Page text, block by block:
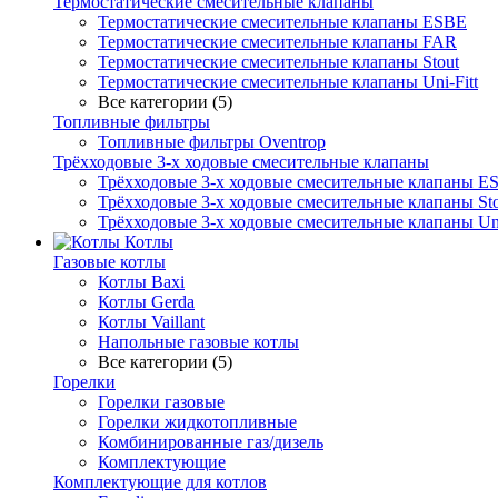
Термостатические смесительные клапаны ESBE
Термостатические смесительные клапаны FAR
Термостатические смесительные клапаны Stout
Термостатические смесительные клапаны Uni-Fitt
Все категории (5)
Топливные фильтры
Топливные фильтры Oventrop
Трёхходовые 3-х ходовые смесительные клапаны
Трёхходовые 3-х ходовые смесительные клапаны
Трёхходовые 3-х ходовые смесительные клапаны
Трёхходовые 3-х ходовые смесительные клапаны
Котлы
Газовые котлы
Котлы Baxi
Котлы Gerda
Котлы Vaillant
Напольные газовые котлы
Все категории (5)
Горелки
Горелки газовые
Горелки жидкотопливные
Комбинированные газ/дизель
Комплектующие
Комплектующие для котлов